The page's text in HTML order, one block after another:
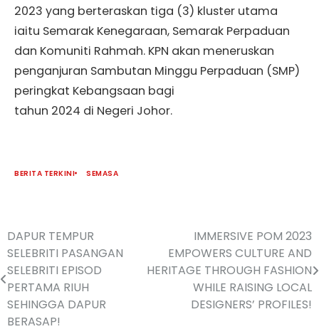
2023 yang berteraskan tiga (3) kluster utama
iaitu Semarak Kenegaraan, Semarak Perpaduan
dan Komuniti Rahmah. KPN akan meneruskan
penganjuran Sambutan Minggu Perpaduan (SMP)
peringkat Kebangsaan bagi
tahun 2024 di Negeri Johor.
BERITA TERKINI SEMASA
DAPUR TEMPUR
SELEBRITI PASANGAN
SELEBRITI EPISOD
PERTAMA RIUH
SEHINGGA DAPUR
BERASAP!
IMMERSIVE POM 2023
EMPOWERS CULTURE AND
HERITAGE THROUGH FASHION
WHILE RAISING LOCAL
DESIGNERS’ PROFILES!